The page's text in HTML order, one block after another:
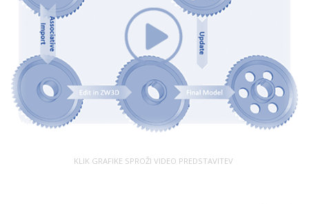
KLIK GRAFIKE SPROŽI VIDEO PREDSTAVITEV